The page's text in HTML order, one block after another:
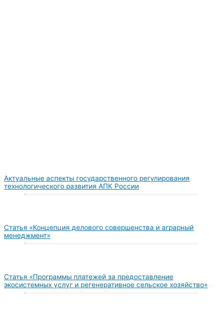
Актуальные аспекты государственного регулирования
технологического развития АПК России
Статья «Концепция делового совершенства и аграрный
менеджмент»
Статья «Программы платежей за предоставление
экосистемных услуг и регенеративное сельское хозяйство»